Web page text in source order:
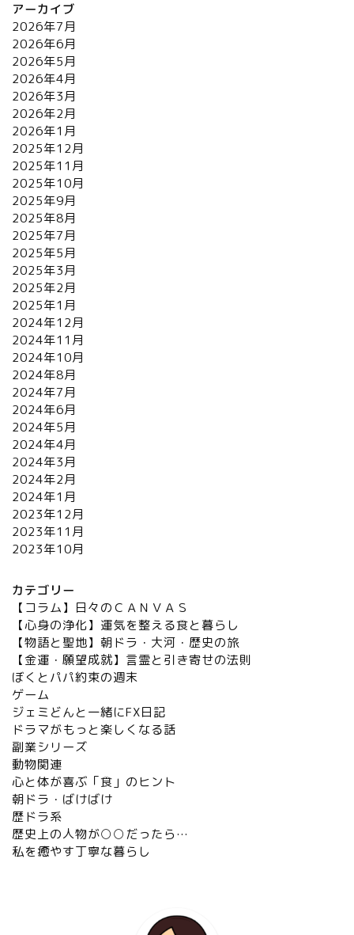
アーカイブ
2026年7月
2026年6月
2026年5月
2026年4月
2026年3月
2026年2月
2026年1月
2025年12月
2025年11月
2025年10月
2025年9月
2025年8月
2025年7月
2025年5月
2025年3月
2025年2月
2025年1月
2024年12月
2024年11月
2024年10月
2024年8月
2024年7月
2024年6月
2024年5月
2024年4月
2024年3月
2024年2月
2024年1月
2023年12月
2023年11月
2023年10月
カテゴリー
【コラム】日々のＣＡＮＶＡＳ
【心身の浄化】運気を整える食と暮らし
【物語と聖地】朝ドラ・大河・歴史の旅
【金運・願望成就】言霊と引き寄せの法則
ぼくとパパ約束の週末
ゲーム
ジェミどんと一緒にFX日記
ドラマがもっと楽しくなる話
副業シリーズ
動物関連
心と体が喜ぶ「食」のヒント
朝ドラ・ばけばけ
歴ドラ系
歴史上の人物が○○だったら…
私を癒やす丁寧な暮らし